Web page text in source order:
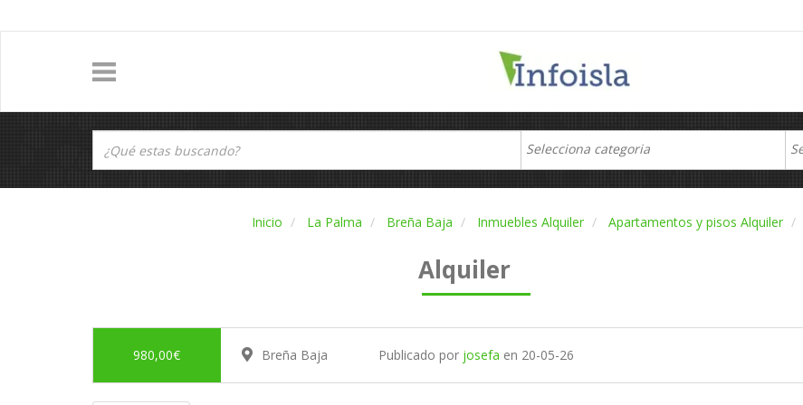
Inicio La Palma Breña Baja Inmuebles Alquiler Apartamentos y pisos Alquiler
Alquiler
980,00€ Breña Baja Publicado por josefa en 20-05-26